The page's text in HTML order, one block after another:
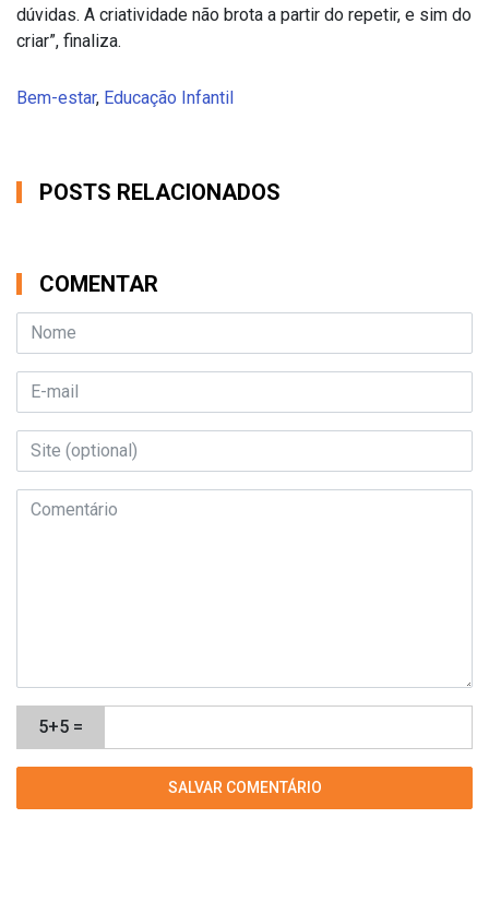
dúvidas. A criatividade não brota a partir do repetir, e sim do
criar”, finaliza.
Bem-estar, Educação Infantil
POSTS RELACIONADOS
COMENTAR
5+5 =